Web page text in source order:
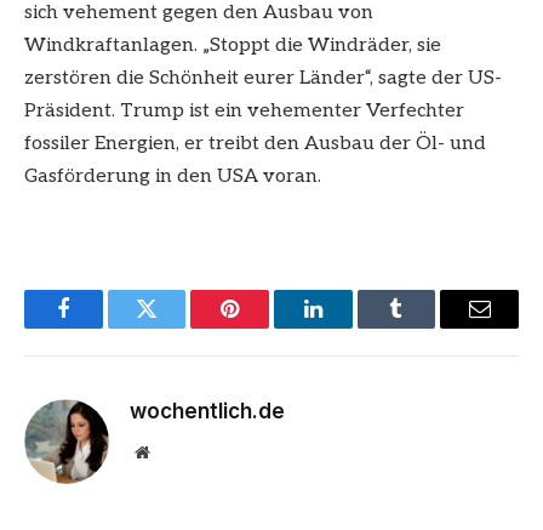
sich vehement gegen den Ausbau von
Windkraftanlagen. „Stoppt die Windräder, sie
zerstören die Schönheit eurer Länder“, sagte der US-
Präsident. Trump ist ein vehementer Verfechter
fossiler Energien, er treibt den Ausbau der Öl- und
Gasförderung in den USA voran.
FacebookTwitter Pinterest LinkedInTumblr Email
wochentlich.de
Website